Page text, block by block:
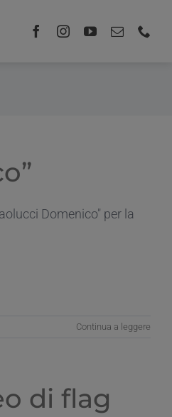
Domenico" per la
Continua a leggere
di flag